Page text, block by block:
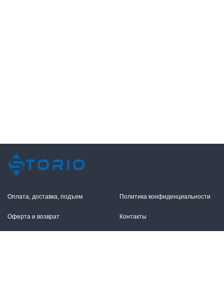
Оплата, доставка, подъем
Оферта и возврат
Политика конфиденциальности
Контакты